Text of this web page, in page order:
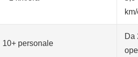
10+ personale
Da